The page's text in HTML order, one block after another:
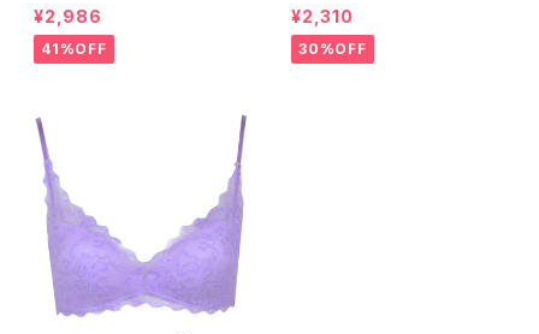
ー（ラベンダー） 22293 SA
LE セール 送料無料
¥2,986
41%OFF
ット ソフトブラ（トマトレッド）2
2457 SALE 送料無料
¥2,310
30%OFF